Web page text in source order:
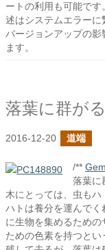
ートの利用も可能で
述はシステムエラー
バージョンアップの影
ます。
落葉に群が
2016-12-20 道端
/**
落葉に
木にとっては、虫も
ハトは養分を運んで
に生物を集めるため
ための色素を持つと